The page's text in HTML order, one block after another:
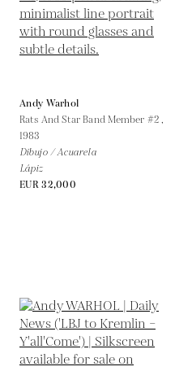
Andy Warhol
Rats And Star Band Member #2 ,
1983
Dibujo / Acuarela
Lápiz
EUR 32,000